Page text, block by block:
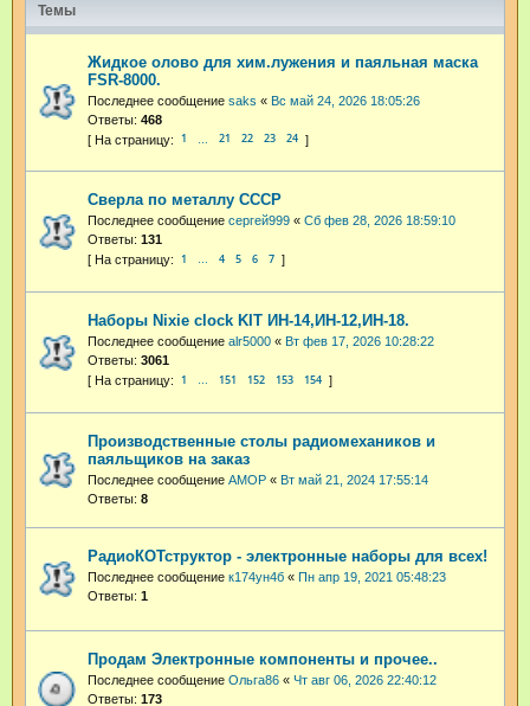
Темы
Жидкое олово для хим.лужения и паяльная маска
FSR-8000.
Последнее сообщение saks « Вс май 24, 2026 18:05:26
Ответы: 468
1 21 22 23 24
Сверла по металлу СССР
Последнее сообщение сергей999 « Сб фев 28, 2026 18:59:10
Ответы: 131
1 … 4 5 6 7
Наборы Nixie clock KIT ИН-14,ИН-12,ИН-18.
Последнее сообщение alr5000 « Вт фев 17, 2026 10:28:22
Ответы: 3061
1 … 151 152 153 154
Производственные столы радиомехаников и
паяльщиков на заказ
Последнее сообщение АМОР « Вт май 21, 2024 17:55:14
Ответы: 8
РадиоКОТструктор - электронные наборы для всех!
Последнее сообщение к174ун4б « Пн апр 19, 2021 05:48:23
Ответы: 1
Продам Электронные компоненты и прочее..
Последнее сообщение Ольга86 « Чт авг 06, 2026 22:40:12
Ответы: 173